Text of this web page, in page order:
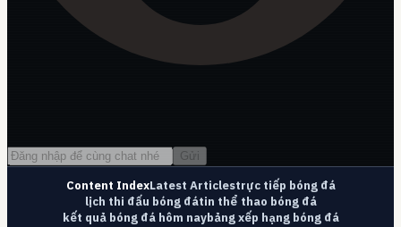
Gửi
Content IndexLatest Articlestrực tiếp bóng đá
lịch thi đấu bóng đátin thể thao bóng đá
kết quả bóng đá hôm naybảng xếp hạng bóng đá